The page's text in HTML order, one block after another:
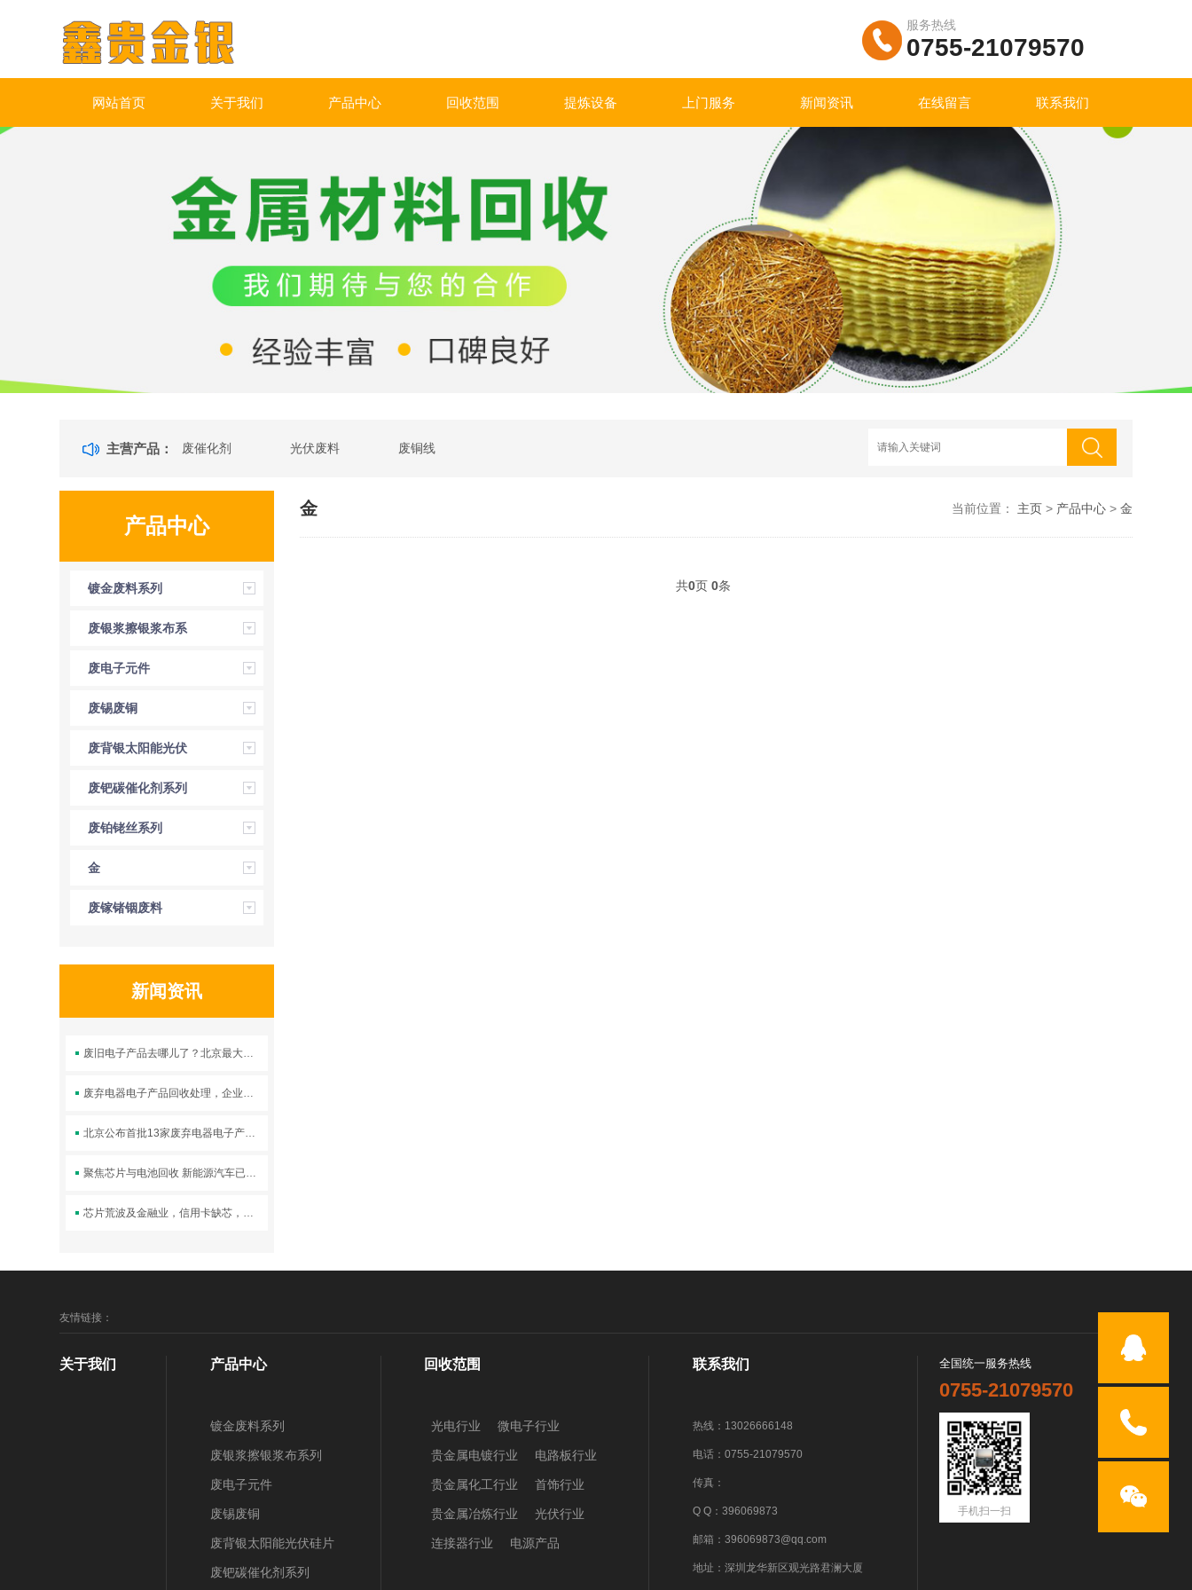
服务热线
0755-21079570
网站首页 关于我们 产品中心 回收范围 提炼设备 上门服务 新闻资讯 在线留言 联系我们
主营产品： 废催化剂 光伏废料 废铜线
产品中心
镀金废料系列
废银浆擦银浆布系
列
废电子元件
废锡废铜
废背银太阳能光伏
硅片
废钯碳催化剂系列
废铂铑丝系列
金
废镓锗铟废料
新闻资讯
废旧电子产品去哪儿了？北京最大电子垃圾拆解
废弃电器电子产品回收处理，企业大有可为
北京公布首批13家废弃电器电子产品回收试点单位
聚焦芯片与电池回收 新能源汽车已无需单独划重
芯片荒波及金融业，信用卡缺芯，供货吃紧
金 当前位置： 主页> 产品中心> 金
共0页 0条
友情链接：
关于我们 产品中心
镀金废料系列
废银浆擦银浆布系列
废电子元件
废锡废铜
废背银太阳能光伏硅片
废钯碳催化剂系列
回收范围
光电行业 微电子行业
贵金属电镀行业 电路板行业
贵金属化工行业 首饰行业
贵金属冶炼行业 光伏行业
连接器行业 电源产品
联系我们
热线：13026666148
电话：0755-21079570
传真：
Q Q：396069873
邮箱：396069873@qq.com
地址：深圳龙华新区观光路君澜大厦
全国统一服务热线
0755-21079570
手机扫一扫